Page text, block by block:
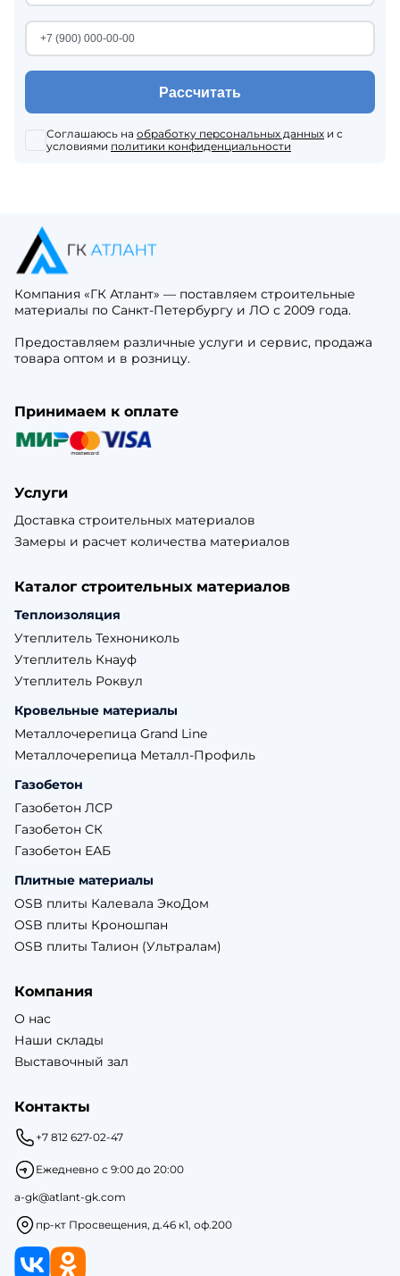
Рассчитать
Соглашаюсь на обработку персональных данных и с
условиями политики конфиденциальности
Компания «ГК Атлант» — поставляем строительные
материалы по Санкт-Петербургу и ЛО с 2009 года.
Предоставляем различные услуги и сервис, продажа
товара оптом и в розницу.
Принимаем к оплате
Услуги
Доставка строительных материалов
Замеры и расчет количества материалов
Каталог строительных материалов
Теплоизоляция
Утеплитель Технониколь
Утеплитель Кнауф
Утеплитель Роквул
Кровельные материалы
Металлочерепица Grand Line
Металлочерепица Металл-Профиль
Газобетон
Газобетон ЛСР
Газобетон СК
Газобетон ЕАБ
Плитные материалы
OSB плиты Калевала ЭкоДом
OSB плиты Кроношпан
OSB плиты Талион (Ультралам)
Компания
О нас
Наши склады
Выставочный зал
Контакты
+7 812 627-02-47
Ежедневно с 9:00 до 20:00
a-gk@atlant-gk.com
пр-кт Просвещения, д.46 к1, оф.200